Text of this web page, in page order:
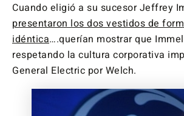
Cuando eligió a su sucesor Jeffrey
presentaron los dos vestidos de
idéntica….querían mostrar que
respetando la cultura corporativa
General Electric por Welch.